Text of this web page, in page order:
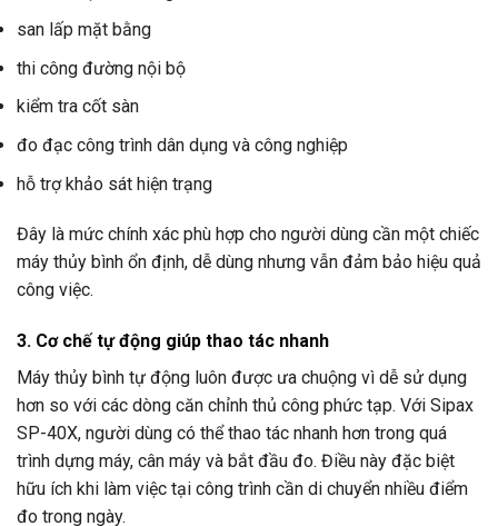
san lấp mặt bằng
thi công đường nội bộ
kiểm tra cốt sàn
đo đạc công trình dân dụng và công nghiệp
hỗ trợ khảo sát hiện trạng
Đây là mức chính xác phù hợp cho người dùng cần một chiếc
máy thủy bình ổn định, dễ dùng nhưng vẫn đảm bảo hiệu quả
công việc.
3. Cơ chế tự động giúp thao tác nhanh
Máy thủy bình tự động luôn được ưa chuộng vì dễ sử dụng
hơn so với các dòng căn chỉnh thủ công phức tạp. Với Sipax
SP-40X, người dùng có thể thao tác nhanh hơn trong quá
trình dựng máy, cân máy và bắt đầu đo. Điều này đặc biệt
hữu ích khi làm việc tại công trình cần di chuyển nhiều điểm
đo trong ngày.